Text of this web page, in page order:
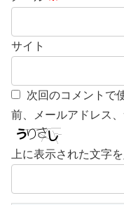
サイト
次回のコメントで
前、メールアドレス
上に表示された文字